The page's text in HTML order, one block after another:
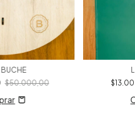
BUCHE
$50.000,00